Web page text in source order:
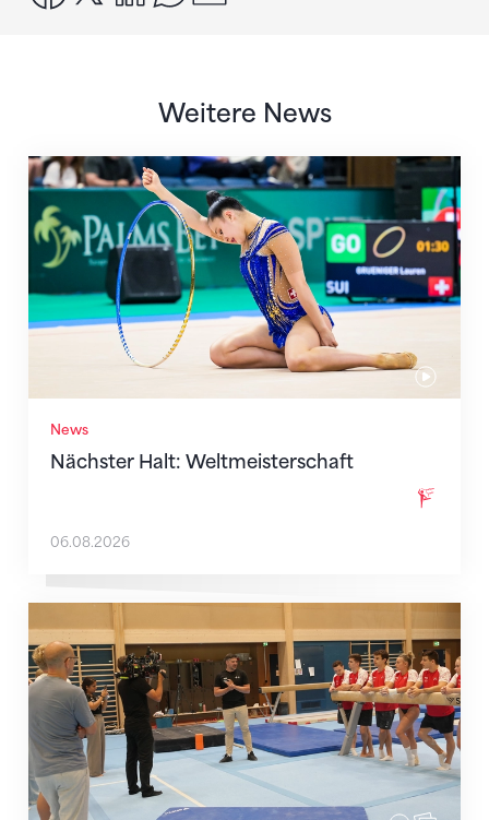
Weitere News
News
Nächster Halt: Weltmeisterschaft
Nächster Halt: Weltmeisterschaft
06.08.2026
Mit klaren Zielen nach Zagreb